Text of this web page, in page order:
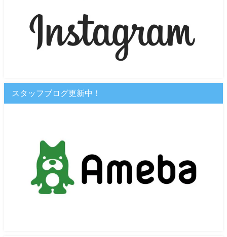
スタッフブログ更新中！